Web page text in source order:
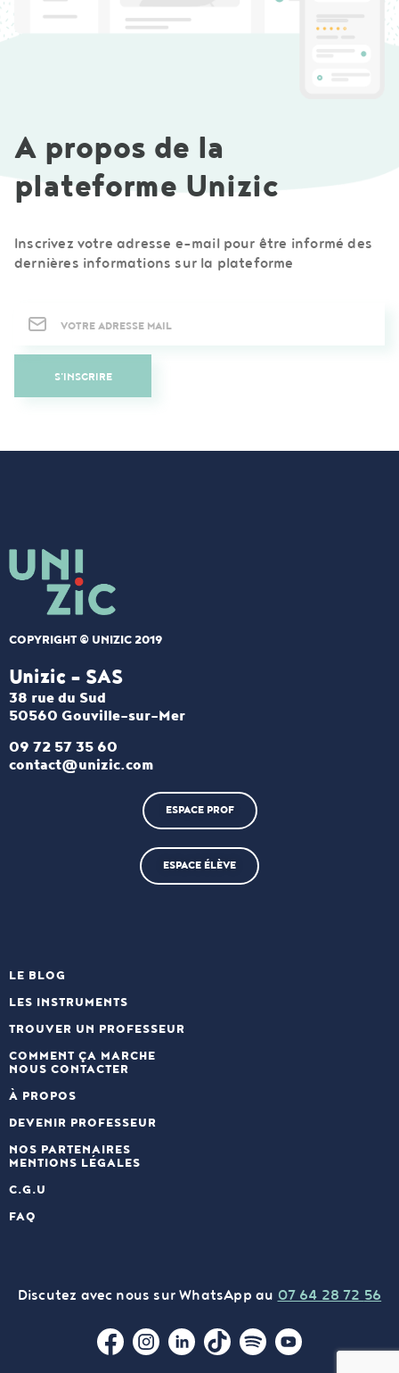
A propos de la
plateforme Unizic
Inscrivez votre adresse e-mail pour être informé des
dernières informations sur la plateforme
S'INSCRIRE
COPYRIGHT © UNIZIC 2019
Unizic - SAS​
38 rue du Sud
50560 Gouville-sur-Mer
09 72 57 35 60
contact@unizic.com
ESPACE PROF
ESPACE ÉLÈVE
LE BLOG
LES INSTRUMENTS
TROUVER UN PROFESSEUR
COMMENT ÇA MARCHE
NOUS CONTACTER
À PROPOS
DEVENIR PROFESSEUR
NOS PARTENAIRES
MENTIONS LÉGALES
C.G.U
FAQ
Discutez avec nous sur WhatsApp au 07 64 28 72 56